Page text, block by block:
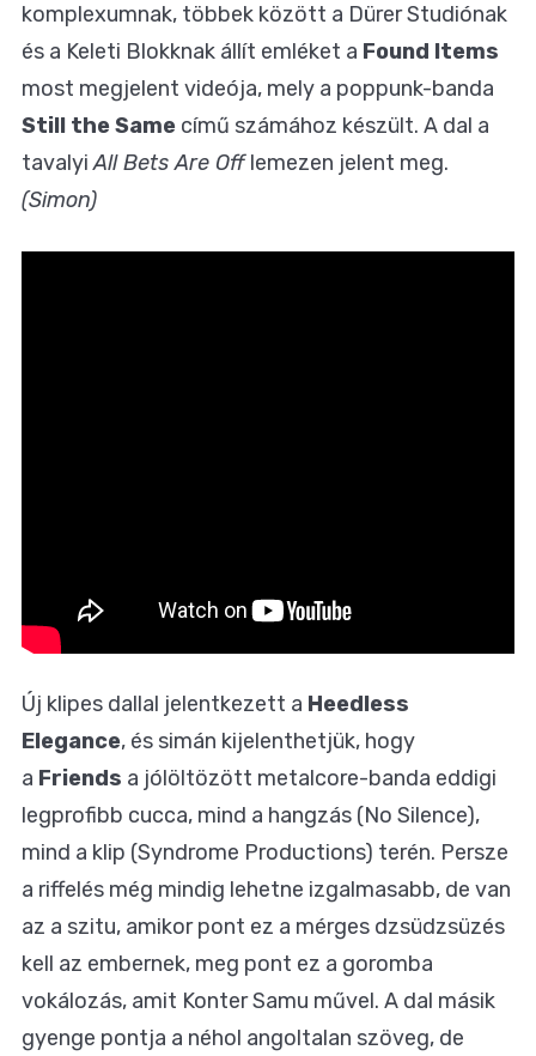
komplexumnak, többek között a Dürer Studiónak
és a Keleti Blokknak állít emléket a Found Items
most megjelent videója, mely a poppunk-banda
Still the Same című számához készült. A dal a
tavalyiAll Bets Are Offlemezen jelent meg.
(Simon)
Új klipes dallal jelentkezett a Heedless
Elegance, és simán kijelenthetjük, hogy
a Friends a jólöltözött metalcore-banda eddigi
legprofibb cucca, mind a hangzás (No Silence),
mind a klip (Syndrome Productions) terén. Persze
a riffelés még mindig lehetne izgalmasabb, de van
az a szitu, amikor pont ez a mérges dzsüdzsüzés
kell az embernek, meg pont ez a goromba
vokálozás, amit Konter Samu művel. A dal másik
gyenge pontja a néhol angoltalan szöveg, de